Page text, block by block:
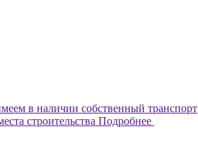
в наличии собственный транспорт
строительства Подробнее